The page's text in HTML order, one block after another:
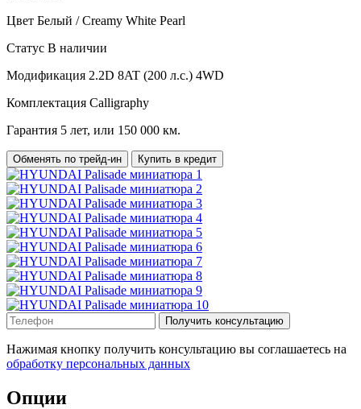
Цвет Белый / Creamy White Pearl
Статус В наличии
Модификация 2.2D 8AT (200 л.с.) 4WD
Комплектация Calligraphy
Гарантия 5 лет, или 150 000 км.
Обменять по трейд-ин Купить в кредит
Получить консультацию
Нажимая кнопку получить консультацию вы соглашаетесь на
обработку персональных данных
Опции